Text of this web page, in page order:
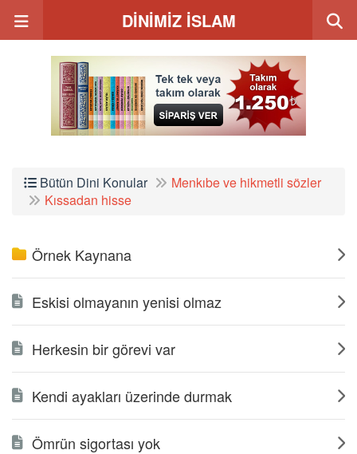
DİNİMİZ İSLAM
Bütün Dini Konular
Menkıbe ve hikmetli sözler
Kıssadan hisse
Örnek Kaynana
Eskisi olmayanın yenisi olmaz
Herkesin bir görevi var
Kendi ayakları üzerinde durmak
Ömrün sigortası yok